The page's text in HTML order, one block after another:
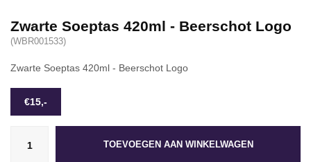
Zwarte Soeptas 420ml - Beerschot Logo
(WBR001533)
Zwarte Soeptas 420ml - Beerschot Logo
€15,-
TOEVOEGEN AAN WINKELWAGEN